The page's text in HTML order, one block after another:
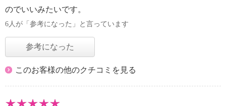
のでいいみたいです。
6人が「参考になった」と言っています
参考になった
このお客様の他のクチコミを見る